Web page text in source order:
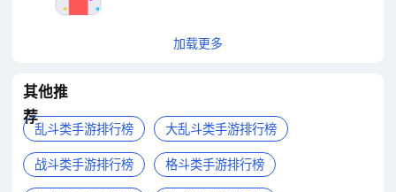
加载更多
其他推
荐
乱斗类手游排行榜 大乱斗类手游排行榜
战斗类手游排行榜 格斗类手游排行榜